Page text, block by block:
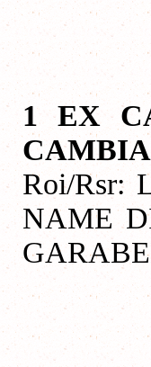
1 EX
Roi/Rsr:
NAME